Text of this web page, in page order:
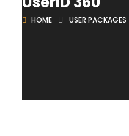
HOME USER PACKAGES